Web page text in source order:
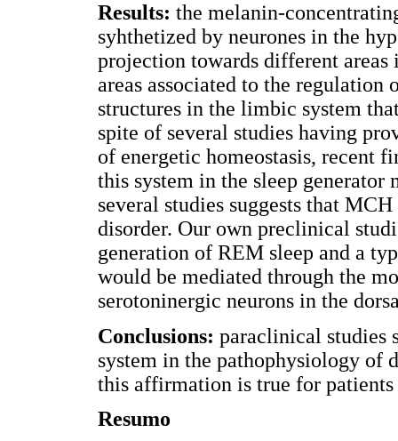
Results: the melanin-
syhthetized by neurones in the
projection towards different
areas associated to the
structures in the limbic system
spite of several studies having
of energetic homeostasis, recent
this system in the sleep
several studies suggests that
disorder. Our own preclinical
generation of REM sleep and a
would be mediated through the
serotoninergic neurons in the
Conclusions: paraclinical studies
system in the pathophysiology of
this affirmation is true for
Resumo